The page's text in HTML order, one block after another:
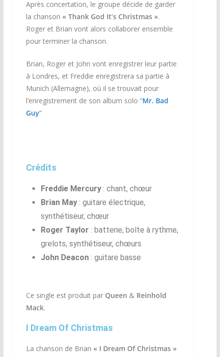
Après concertation, le groupe décide de garder
la chanson « Thank God It’s Christmas ».
Roger et Brian vont alors collaborer ensemble
pour terminer la chanson.
Brian, Roger et John vont enregistrer leur partie
à Londres, et Freddie enregistrera sa partie à
Munich (Allemagne), où il se trouvait pour
l’enregistrement de son album solo “Mr. Bad
Guy“
Crédits
Freddie Mercury: chant, chœur
Brian May: guitare électrique,
synthétiseur, chœur
Roger Taylor : batterie, boîte à rythme,
grelots, synthétiseur, chœurs
John Deacon: guitare basse
Ce single est produit par Queen & Reinhold
Mack.
I Dream Of Christmas
La chanson de Brian « I Dream Of Christmas »